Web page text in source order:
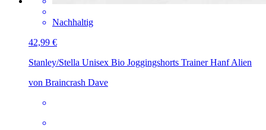
Nachhaltig
42,99 €
Stanley/Stella Unisex Bio Joggingshorts TrainerHanf Alien
von Braincrash Dave